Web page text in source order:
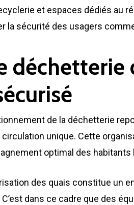
et espaces dédiés au
la sécurité des usagers
déchetterie
de la déchetterie
unique. Cette
optimal des habitants
des quais constitue un
C’est dans ce cadre que des